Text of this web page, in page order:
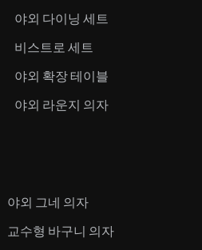
야외 다이닝 세트
비스트로 세트
야외 확장 테이블
야외 라운지 의자
야외 그네 의자
교수형 바구니 의자